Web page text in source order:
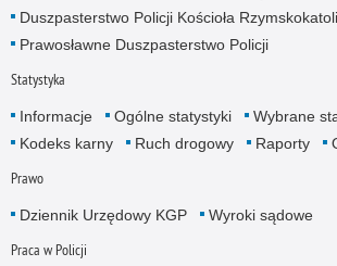
Duszpasterstwo Policji Kościoła
Prawosławne Duszpasterstwo Policji
Statystyka
Informacje Ogólne statystyki
Wybrane
Kodeks karny
Ruch drogowy Raporty
Prawo
Dziennik Urzędowy KGP Wyroki sądowe
Praca w Policji